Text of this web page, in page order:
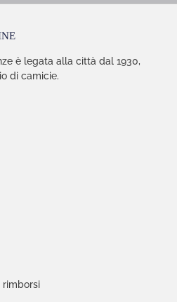
è legata alla città dal 1930,
di camicie.
rimborsi